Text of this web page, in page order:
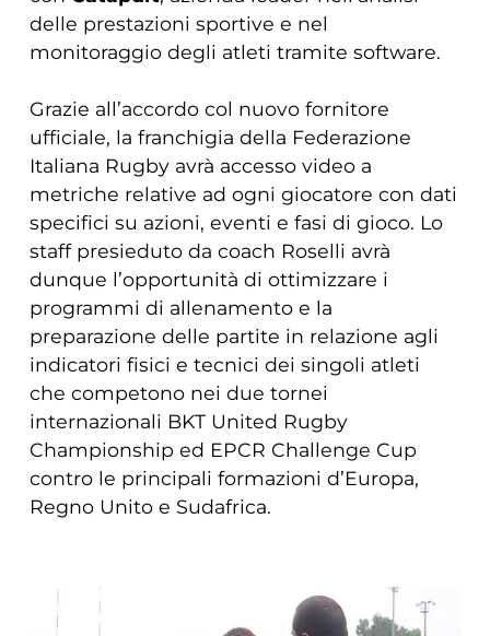
delle prestazioni sportive e nel
monitoraggio degli atleti tramite software.
Grazie all’accordo col nuovo fornitore
ufficiale, la franchigia della Federazione
Italiana Rugby avrà accesso video a
metriche relative ad ogni giocatore con dati
specifici su azioni, eventi e fasi di gioco. Lo
staff presieduto da coach Roselli avrà
dunque l’opportunità di ottimizzare i
programmi di allenamento e la
preparazione delle partite in relazione agli
indicatori fisici e tecnici dei singoli atleti
che competono nei due tornei
internazionali BKT United Rugby
Championship ed EPCR Challenge Cup
contro le principali formazioni d’Europa,
Regno Unito e Sudafrica.